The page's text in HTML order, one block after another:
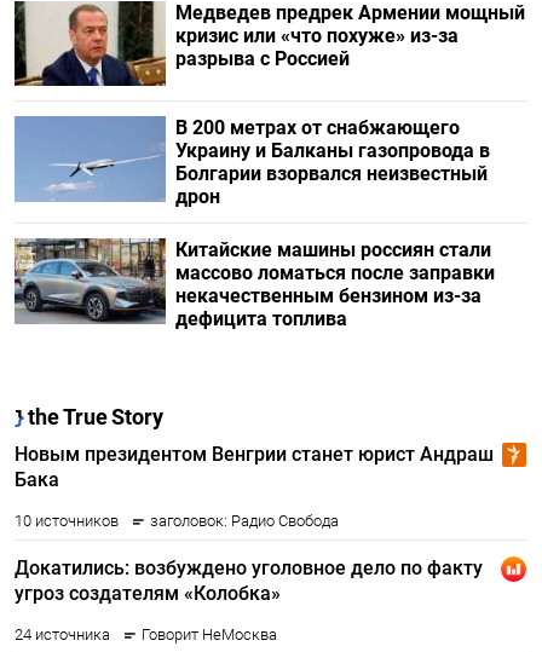
Медведев предрек Армении мощный
кризис или «что похуже» из-за
разрыва с Россией
В 200 метрах от снабжающего
Украину и Балканы газопровода в
Болгарии взорвался неизвестный
дрон
Китайские машины россиян стали
массово ломаться после заправки
некачественным бензином из-за
дефицита топлива